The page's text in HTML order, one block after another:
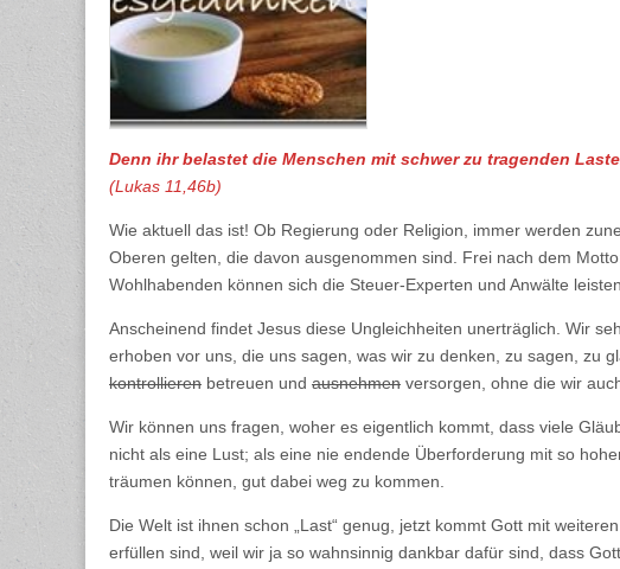
Denn ihr belastet die Menschen mit schwer zu tragenden
(Lukas 11,46b)
Wie aktuell das ist! Ob Regierung oder Religion, immer werden
Oberen gelten, die davon ausgenommen sind. Frei nach dem
Wohlhabenden können sich die Steuer-Experten und Anwälte
Anscheinend findet Jesus diese Ungleichheiten unerträglich. Wir
erhoben vor uns, die uns sagen, was wir zu denken, zu sagen, zu
kontrollieren betreuen und ausnehmen versorgen, ohne die wir
Wir können uns fragen, woher es eigentlich kommt, dass viele
nicht als eine Lust; als eine nie endende Überforderung mit so
träumen können, gut dabei weg zu kommen.
Die Welt ist ihnen schon „Last“ genug, jetzt kommt Gott mit
erfüllen sind, weil wir ja so wahnsinnig dankbar dafür sind, dass